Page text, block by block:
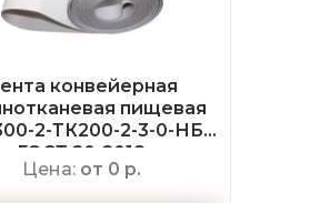
конвейерная
пищевая
2-ТК200-2-3-0-НБ
ГОСТ 20-2018
Цена: от 0 р.